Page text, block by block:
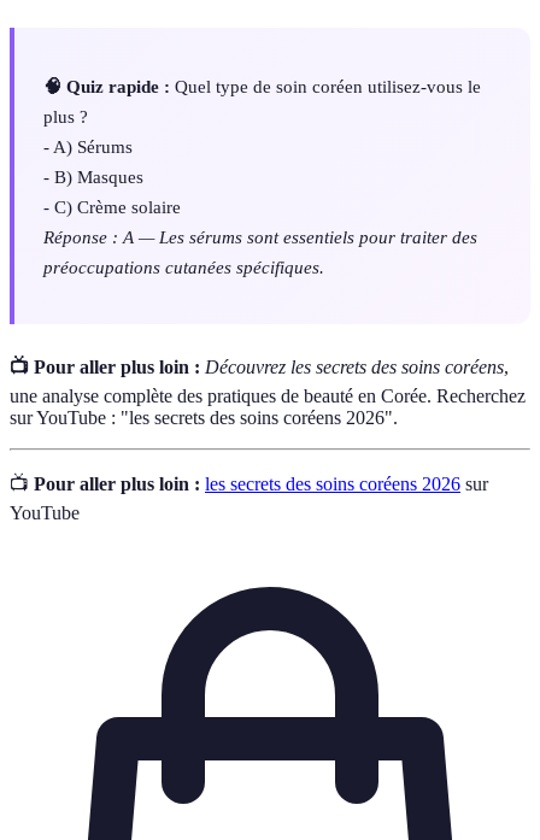
🧠 Quiz rapide : Quel type de soin coréen utilisez-vous le
plus ?
- A) Sérums
- B) Masques
- C) Crème solaire
Réponse : A — Les sérums sont essentiels pour traiter des
préoccupations cutanées spécifiques.
📺 Pour aller plus loin : Découvrez les secrets des soins coréens,
une analyse complète des pratiques de beauté en Corée. Recherchez
sur YouTube : "les secrets des soins coréens 2026".
📺 Pour aller plus loin : les secrets des soins coréens 2026 sur
YouTube